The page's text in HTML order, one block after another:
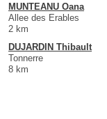
MUNTEANU Oana
Allee des Erables
2 km
DUJARDIN Thibault
Tonnerre
8 km